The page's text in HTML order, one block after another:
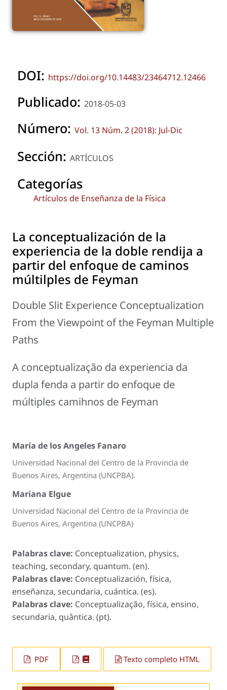
DOI: https://doi.org/10.14483/23464712.12466
Publicado: 2018-05-03
Número: Vol. 13 Núm. 2 (2018): Jul-Dic
Sección: ARTÍCULOS
Categorías
Artículos de Enseñanza de la Física
La conceptualización de la
experiencia de la doble rendija a
partir del enfoque de caminos
múltilples de Feyman
Double Slit Experience Conceptualization
From the Viewpoint of the Feyman Multiple
Paths
A conceptualização da experiencia da
dupla fenda a partir do enfoque de
múltiples camihnos de Feyman
María de los Angeles Fanaro
Universidad Nacional del Centro de la Provincia de
Buenos Aires, Argentina (UNCPBA).
Mariana Elgue
Universidad Nacional del Centro de la Provincia de
Buenos Aires, Argentina (UNCPBA)
Palabras clave: Conceptualization, physics,
teaching, secondary, quantum. (en).
Palabras clave: Conceptualización, física,
enseñanza, secundaria, cuántica. (es).
Palabras clave: Conceptualização, física, ensino,
secundaria, quântica. (pt).
PDF Texto completo HTML